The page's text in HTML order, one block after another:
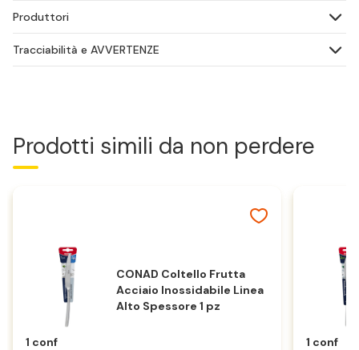
Produttori
Tracciabilità e AVVERTENZE
Prodotti simili da non perdere
CONAD Coltello Frutta
Acciaio Inossidabile Linea
Alto Spessore 1 pz
1 conf 1 conf